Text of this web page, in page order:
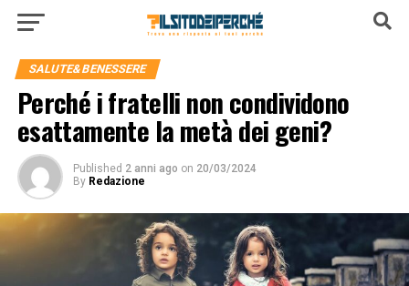
SALUTE&BENESSERE
Perché i fratelli non condividono
esattamente la metà dei geni?
Published 2 anni ago on 20/03/2024
By Redazione